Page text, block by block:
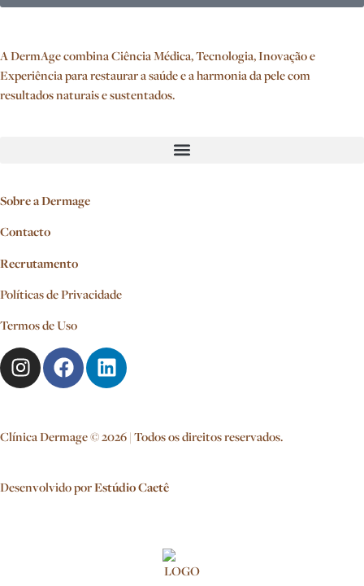
A DermAge combina Ciência Médica, Tecnologia, Inovação e
Experiência para restaurar a saúde e a harmonia da pele com
resultados naturais e sustentados.
Sobre a Dermage
Contacto
Recrutamento
Políticas de Privacidade
Termos de Uso
Clínica Dermage © 2026 | Todos os direitos reservados.
Desenvolvido porEstúdio Caetê